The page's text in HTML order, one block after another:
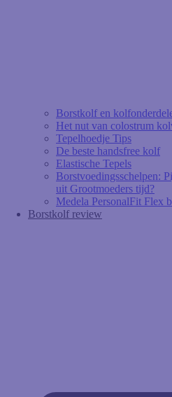
Borstkolf en
Het nut van colostrum
Tepelhoedje Tips
De beste handsfree kolf
Elastische Tepels
Borstvoedingsschelpen:
uit Grootmoeders tijd?
Medela PersonalFit Flex
Borstkolf review